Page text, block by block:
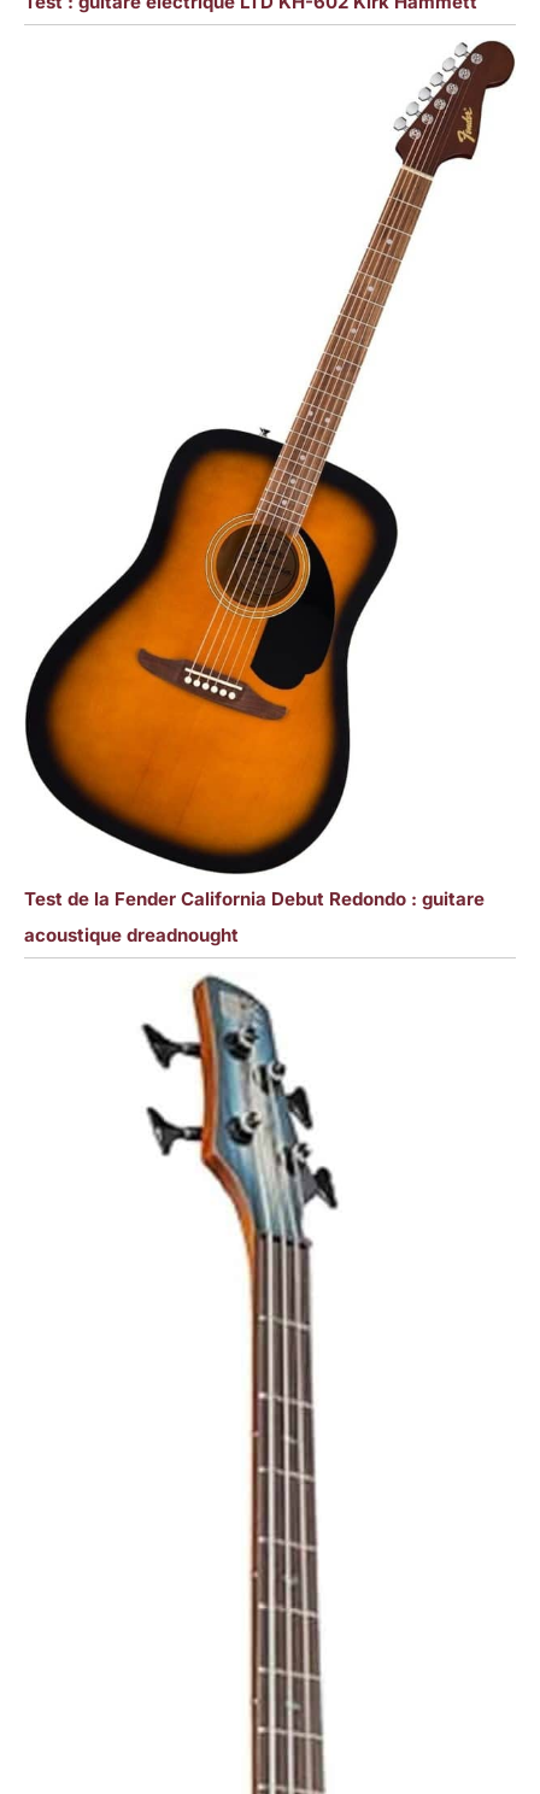
Test de la Fender California Debut Redondo : guitare
acoustique dreadnought